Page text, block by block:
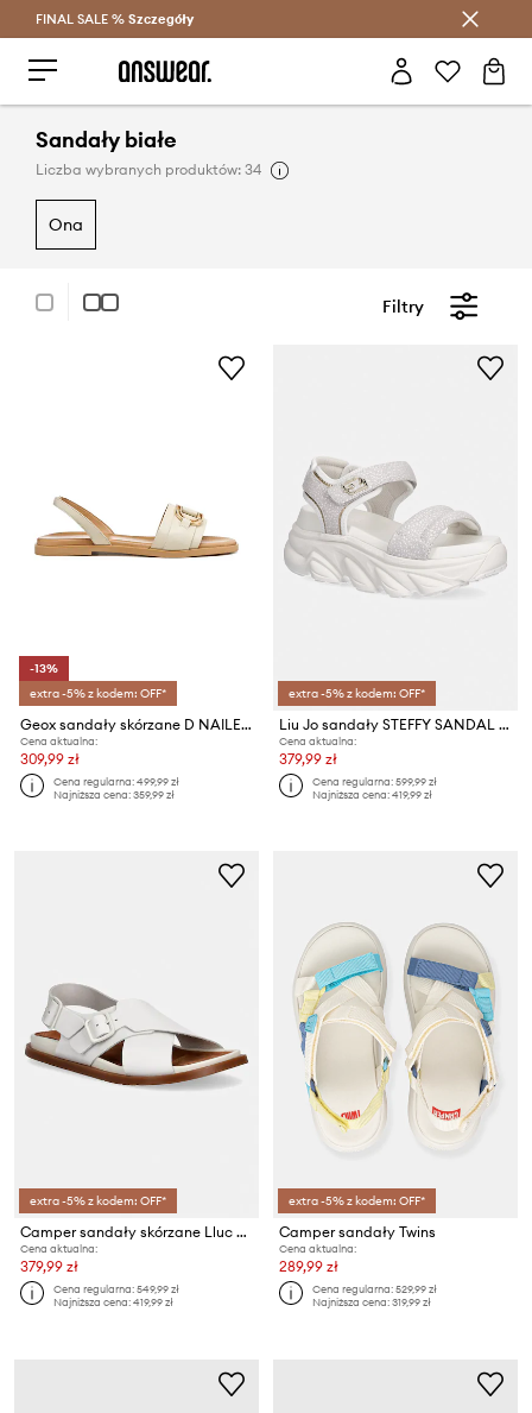
Oszczędzaj z Answear Club >
FINAL SALE % Szczegóły
Sandały białe
Liczba wybranych produktów: 34
ona
Filtry
-13%
extra -5% z kodem: OFF*
Geox sandały skórzane D NAILEEN
Cena aktualna:
309,99 zł
Cena regularna:499,99 zł
Najniższa cena:359,99 zł
extra -5% z kodem: OFF*
Liu Jo sandały STEFFY SANDAL 01
Cena aktualna:
379,99 zł
Cena regularna:599,99 zł
Najniższa cena:419,99 zł
extra -5% z kodem: OFF*
Camper sandały skórzane Lluc Sandal
Cena aktualna:
379,99 zł
Cena regularna:549,99 zł
Najniższa cena:419,99 zł
extra -5% z kodem: OFF*
Camper sandały Twins
Cena aktualna:
289,99 zł
Cena regularna:529,99 zł
Najniższa cena:319,99 zł